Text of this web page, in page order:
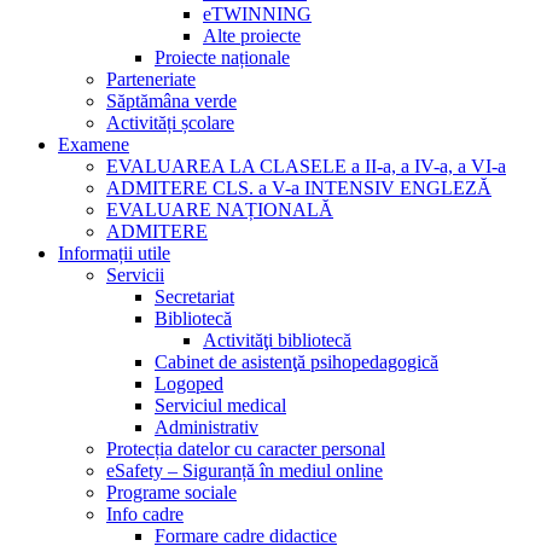
eTWINNING
Alte proiecte
Proiecte naționale
Parteneriate
Săptămâna verde
Activități școlare
Examene
EVALUAREA LA CLASELE a II-a, a IV-a, a VI-a
ADMITERE CLS. a V-a INTENSIV ENGLEZĂ
EVALUARE NAȚIONALĂ
ADMITERE
Informații utile
Servicii
Secretariat
Bibliotecă
Activităţi bibliotecă
Cabinet de asistenţă psihopedagogică
Logoped
Serviciul medical
Administrativ
Protecția datelor cu caracter personal
eSafety – Siguranță în mediul online
Programe sociale
Info cadre
Formare cadre didactice